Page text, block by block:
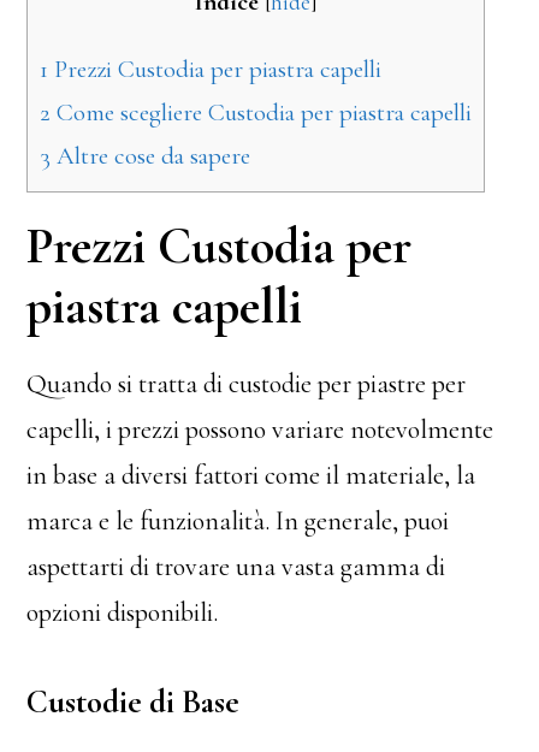
1 Prezzi Custodia per piastra capelli
2 Come scegliere Custodia per piastra capelli
3 Altre cose da sapere
Prezzi Custodia per
piastra capelli
Quando si tratta di custodie per piastre per
capelli, i prezzi possono variare notevolmente
in base a diversi fattori come il materiale, la
marca e le funzionalità. In generale, puoi
aspettarti di trovare una vasta gamma di
opzioni disponibili.
Custodie di Base